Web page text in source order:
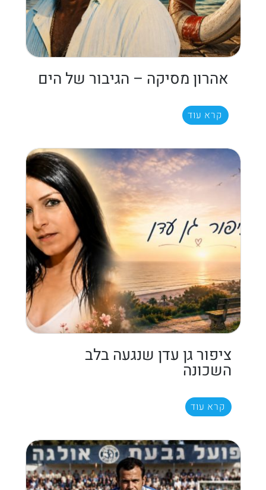
אהרון מסיקה – הגיבור של הים
קרא עוד
ציפור גן עדן שנגעה בלב
השכונה
קרא עוד